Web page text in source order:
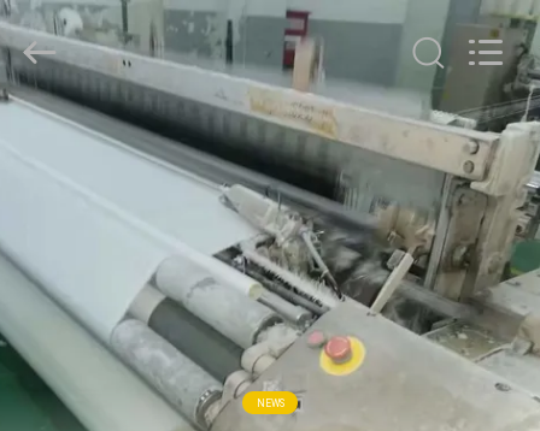
المنزل
المنتجات
فيديوهات
معلومات
عنا
Goodfore
Tex
Machinery
Co.,Ltd.
All
Rights
Reserved.
NEWS